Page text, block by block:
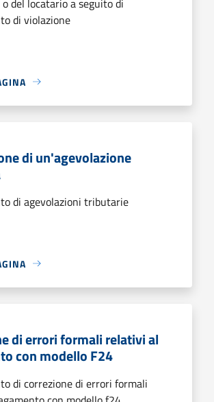
di violazione
di un'agevolazione
di agevolazioni tributarie
di errori formali relativi al
con modello F24
di correzione di errori formali